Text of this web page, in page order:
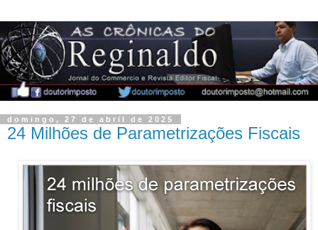
domingo, 27 de abril de 2025
24 Milhões de Parametrizações Fiscais